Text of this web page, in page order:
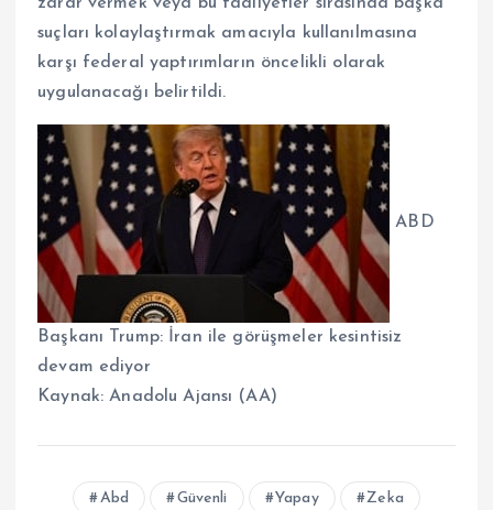
zarar vermek veya bu faaliyetler sırasında başka
suçları kolaylaştırmak amacıyla kullanılmasına
karşı federal yaptırımların öncelikli olarak
uygulanacağı belirtildi.
ABD
Başkanı Trump: İran ile görüşmeler kesintisiz
devam ediyor
Kaynak: Anadolu Ajansı (AA)
Abd Güvenli Yapay Zeka